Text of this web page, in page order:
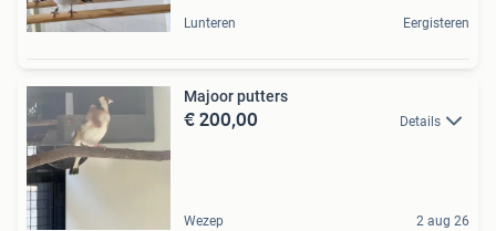
Lunteren Eergisteren
Majoor putters
€ 200,00 Details
Wezep 2 aug 26